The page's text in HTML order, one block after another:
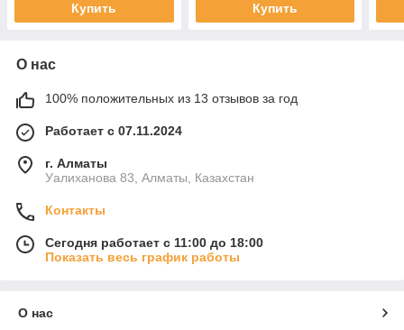
Купить Купить
О нас
100% положительных из 13 отзывов за год
Работает с 07.11.2024
г. Алматы
Уалиханова 83, Алматы, Казахстан
Контакты
Сегодня работает с 11:00 до 18:00
Показать весь график работы
О нас